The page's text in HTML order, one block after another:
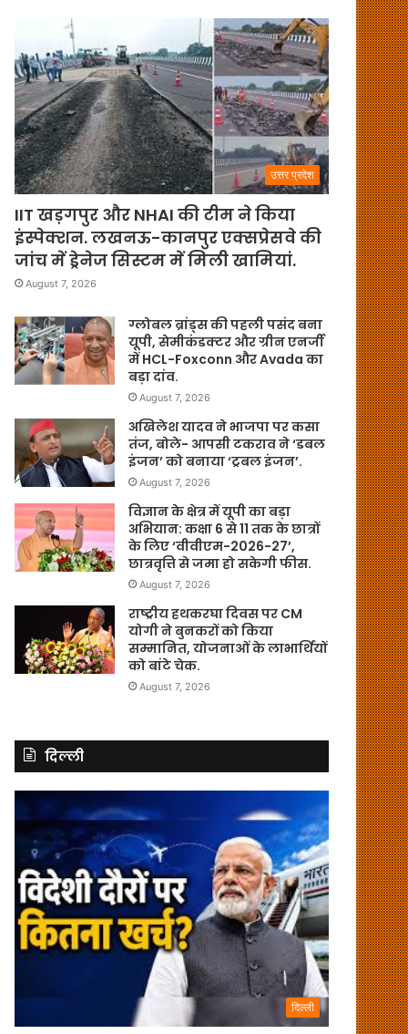
उत्तर प्रदेश
IIT खड़गपुर और NHAI की टीम ने किया
इंस्पेक्शन. लखनऊ-कानपुर एक्सप्रेसवे की
जांच में ड्रेनेज सिस्टम में मिली खामियां.
August 7, 2026
ग्लोबल ब्रांड्स की पहली पसंद बना
यूपी, सेमीकंडक्टर और ग्रीन एनर्जी
में HCL-Foxconn और Avada का
बड़ा दांव.
August 7, 2026
अखिलेश यादव ने भाजपा पर कसा
तंज, बोले- आपसी टकराव ने ‘डबल
इंजन’ को बनाया ‘ट्रबल इंजन’.
August 7, 2026
विज्ञान के क्षेत्र में यूपी का बड़ा
अभियान: कक्षा 6 से 11 तक के छात्रों
के लिए ‘वीवीएम-2026-27’,
छात्रवृत्ति से जमा हो सकेगी फीस.
August 7, 2026
राष्ट्रीय हथकरघा दिवस पर CM
योगी ने बुनकरों को किया
सम्मानित, योजनाओं के लाभार्थियों
को बांटे चेक.
August 7, 2026
दिल्ली
दिल्ली